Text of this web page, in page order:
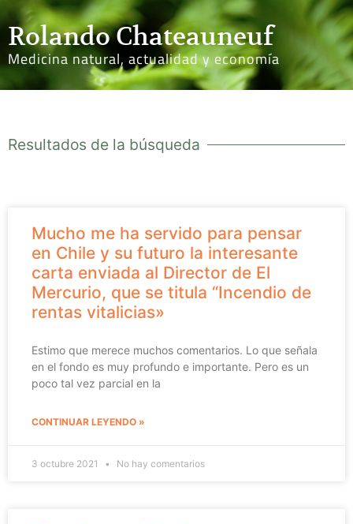
Rolando Chateauneuf
Medicina natural, actualidad y economía
Resultados de la búsqueda
Mucho me ha servido para pensar
en Chile y su futuro la interesante
carta enviada al Director de El
Mercurio, que se titula “Incendio de
rentas vitalicias»
Estimo que merece muchos comentarios. Lo que señala
en el fondo es muy profundo e importante. Pero es un
poco tal vez parcial en la
CONTINUAR LEYENDO »
3 octubre 2021 No hay comentarios